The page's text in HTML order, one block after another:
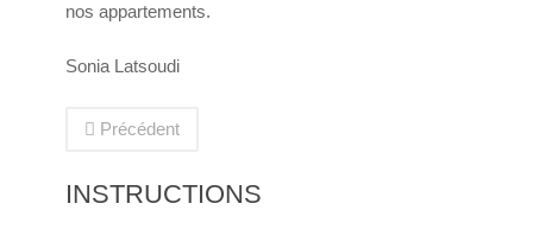
nos appartements.
Sonia Latsoudi
Précédent
INSTRUCTIONS